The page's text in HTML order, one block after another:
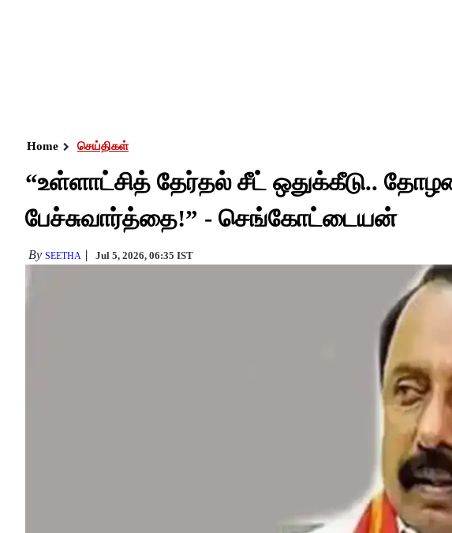
Home செய்திகள்
“உள்ளாட்சித் தேர்தல் சீட் ஒதுக்கீடு..
பேச்சுவார்த்தை!” - செங்கோட்டையன்
By SEETHA Jul 5, 2026, 06:35 IST